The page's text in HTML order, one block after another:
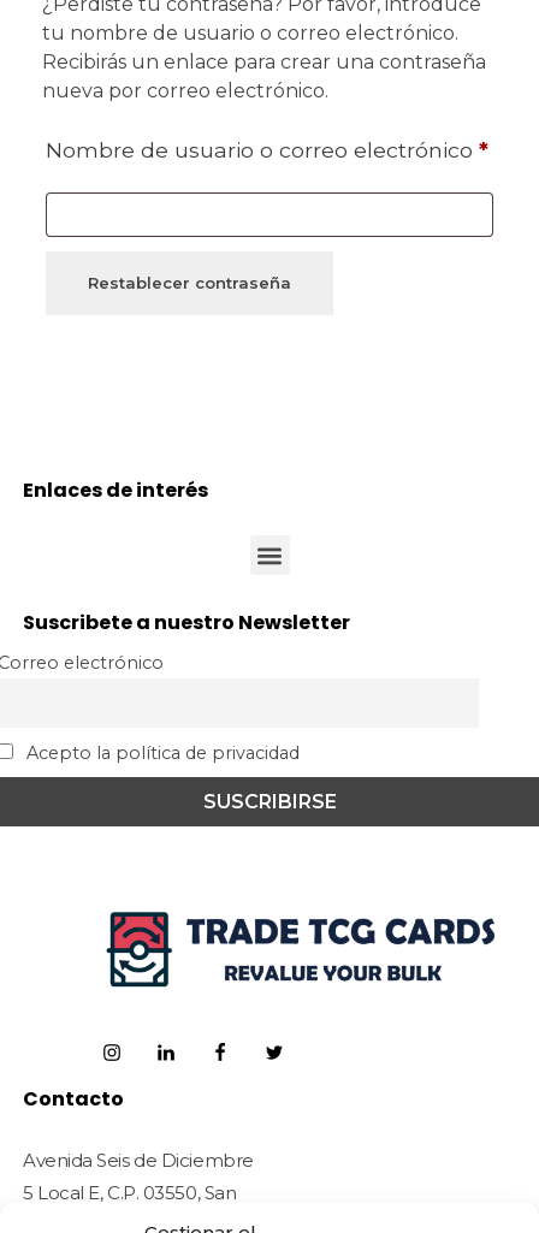
tu nombre de usuario o correo electrónico.
Recibirás un enlace para crear una contraseña
nueva por correo electrónico.
Nombre de usuario o correo electrónico *
Restablecer contraseña
Enlaces de interés
Suscribete a nuestro Newsletter
electrónico
Acepto la política de privacidad
Contacto
Avenida Seis de Diciembre
5 Local E, C.P. 03550, San
Juan de Alicante (Alicante)